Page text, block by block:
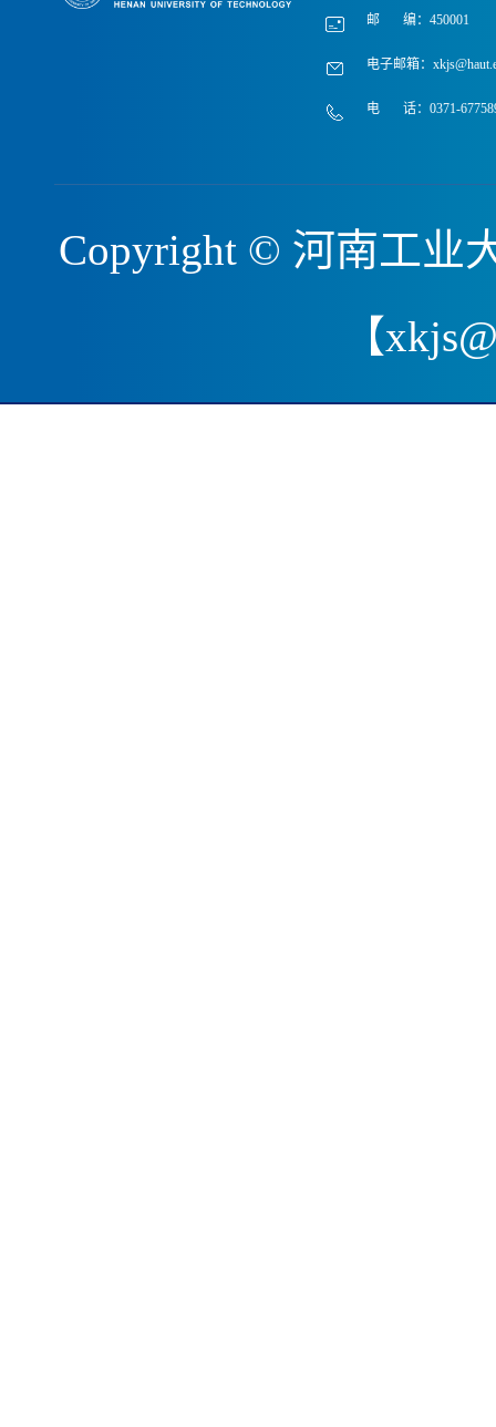
邮 编：450001
电子邮箱：
电 话：0371-
Copyright © 河南工业
【